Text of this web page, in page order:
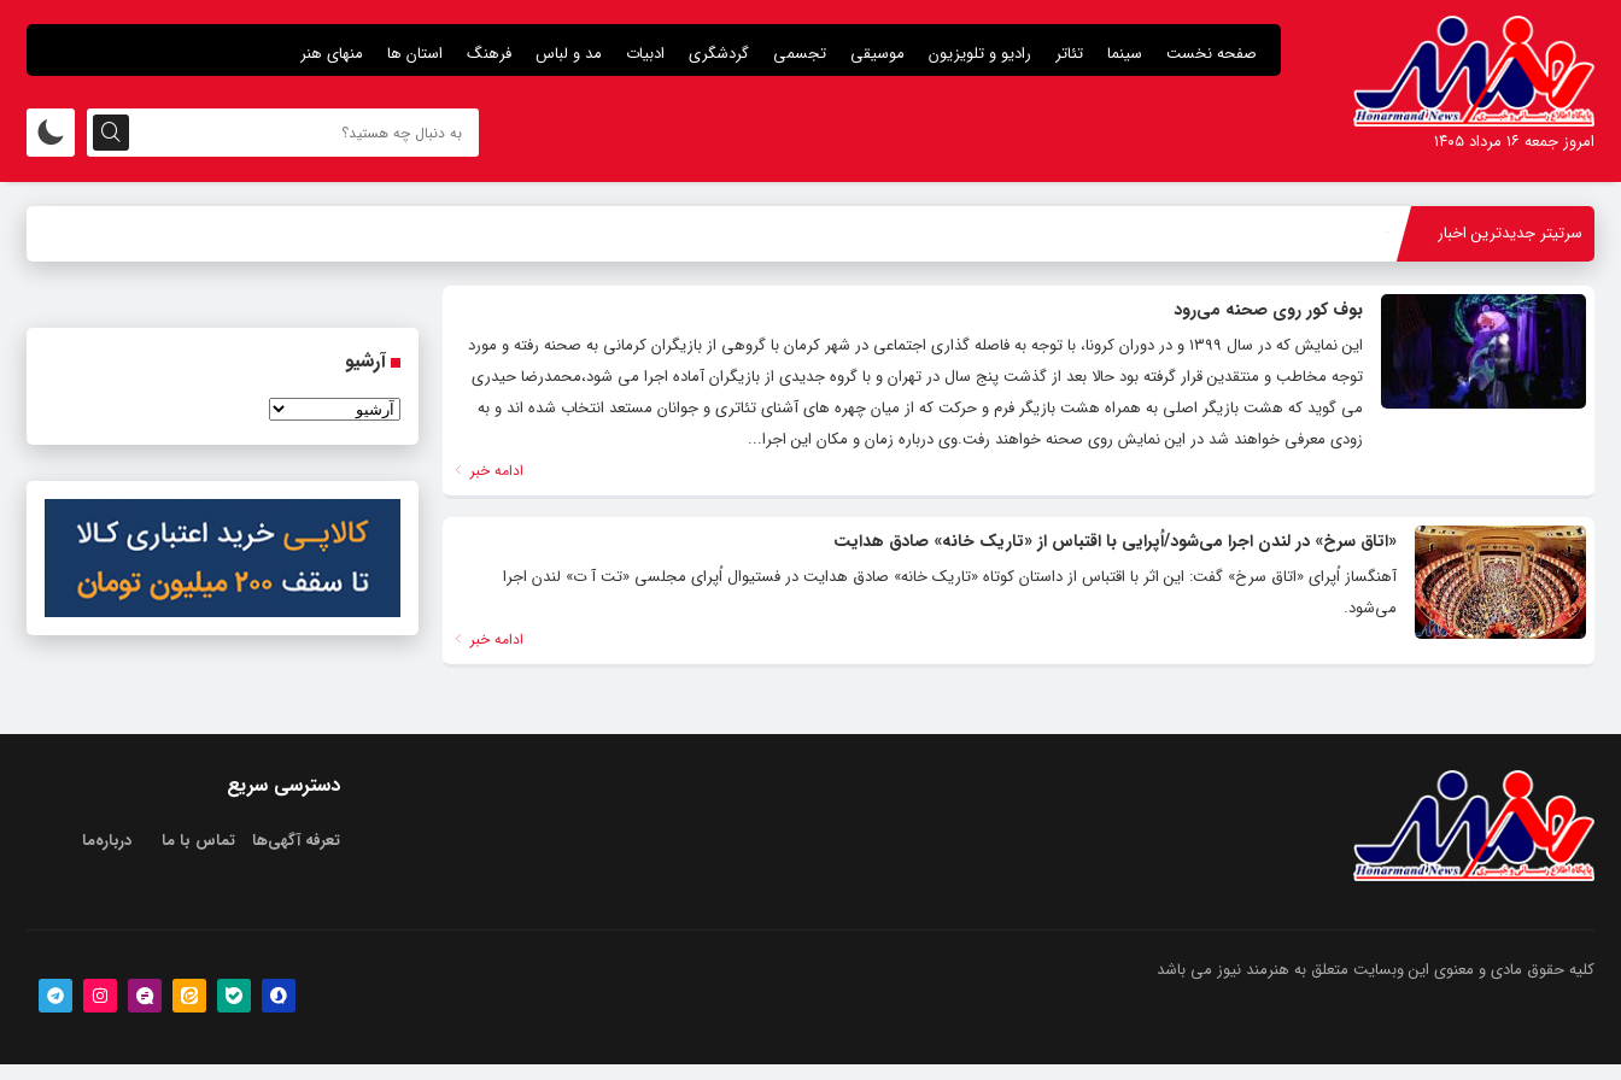
صفحه نخست سینما تئاتر رادیو و تلویزیون موسیقی تجسمی گردشگری ادبیات مد و لباس فرهنگ استان ها منهای هنر
امروز جمعه ۱۶ مرداد ۱۴۰۵
سرتیتر جدیدترین اخبار
بوف کور روی صحنه می‌رود
این نمایش که در سال ۱۳۹۹ و در دوران کرونا، با توجه به فاصله گذاری اجتماعی در شهر کرمان با گروهی از بازیگران کرمانی به صحنه رفته و مورد
توجه مخاطب و منتقدین قرار گرفته بود حالا بعد از گذشت پنج سال در تهران و با گروه جدیدی از بازیگران آماده اجرا می شود،محمدرضا حیدری
می گوید که هشت بازیگر اصلی به همراه هشت بازیگر فرم و حرکت که از میان چهره های آشنای تئاتری و جوانان مستعد انتخاب شده اند و به
زودی معرفی خواهند شد در این نمایش روی صحنه خواهند رفت.وی درباره زمان و مکان این اجرا...
ادامه خبر
«اتاق سرخ» در لندن اجرا می‌شود/اُپرایی با اقتباس از «تاریک خانه» صادق هدایت
آهنگساز اُپرای «اتاق سرخ» گفت: این اثر با اقتباس از داستان کوتاه «تاریک خانه» صادق هدایت در فستیوال اُپرای مجلسی «تت آ ت» لندن اجرا
می‌شود.
ادامه خبر
آرشیو
دسترسی سریع
تعرفه آگهی‌ها تماس با ما درباره‌‌ما
کلیه حقوق مادی و معنوی این وبسایت متعلق به هنرمند نیوز می باشد